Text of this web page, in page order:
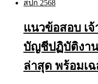
แนวข้อสอบ เ
บัญชีปฏิบัติงาน
ล่าสุด พร้อมเ